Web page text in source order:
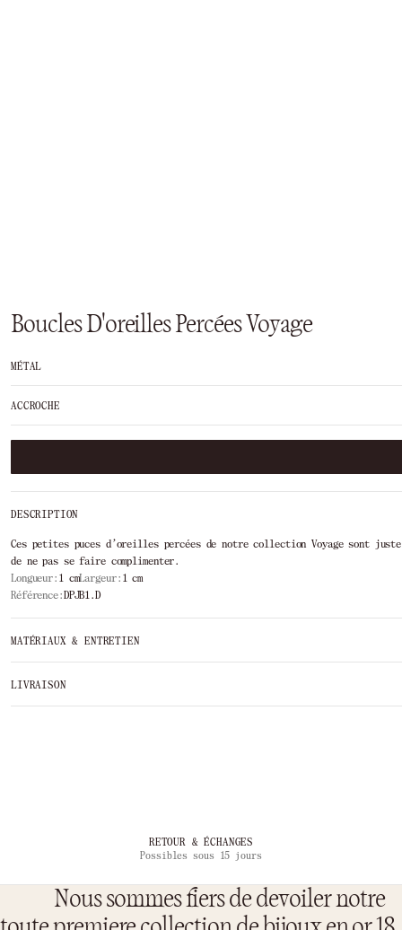
Boucles D'oreilles Percées Voyage
MÉTAL
ACCROCHE
DESCRIPTION
Ces petites puces d’oreilles percées de notre collection Voyage sont
de ne pas se faire complimenter.
Longueur: 1 cmLargeur: 1 cm
Référence:DPJB1.D
MATÉRIAUX & ENTRETIEN
LIVRAISON
RETOUR & ÉCHANGES
Possibles sous 15 jours
Nous sommes fiers de devoiler notre